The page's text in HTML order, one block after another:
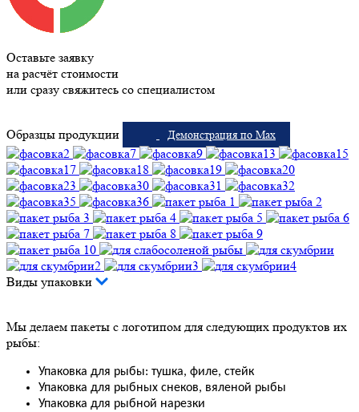
Оставьте заявку
на расчёт стоимости
или сразу свяжитесь со специалистом
Образцы продукции Демонстрация по Max
Виды упаковки
Мы делаем пакеты с логотипом для следующих продуктов их
рыбы:
Упаковка для рыбы: тушка, филе, стейк
Упаковка для рыбных снеков, вяленой рыбы
Упаковка для рыбной нарезки